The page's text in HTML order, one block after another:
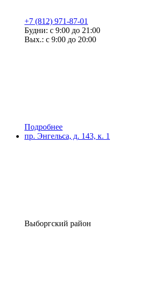
+7 (812) 971-87-01
Будни: с 9:00 до 21:00
Вых.: с 9:00 до 20:00
Подробнее
пр. Энгельса, д. 143, к. 1
Выборгский район